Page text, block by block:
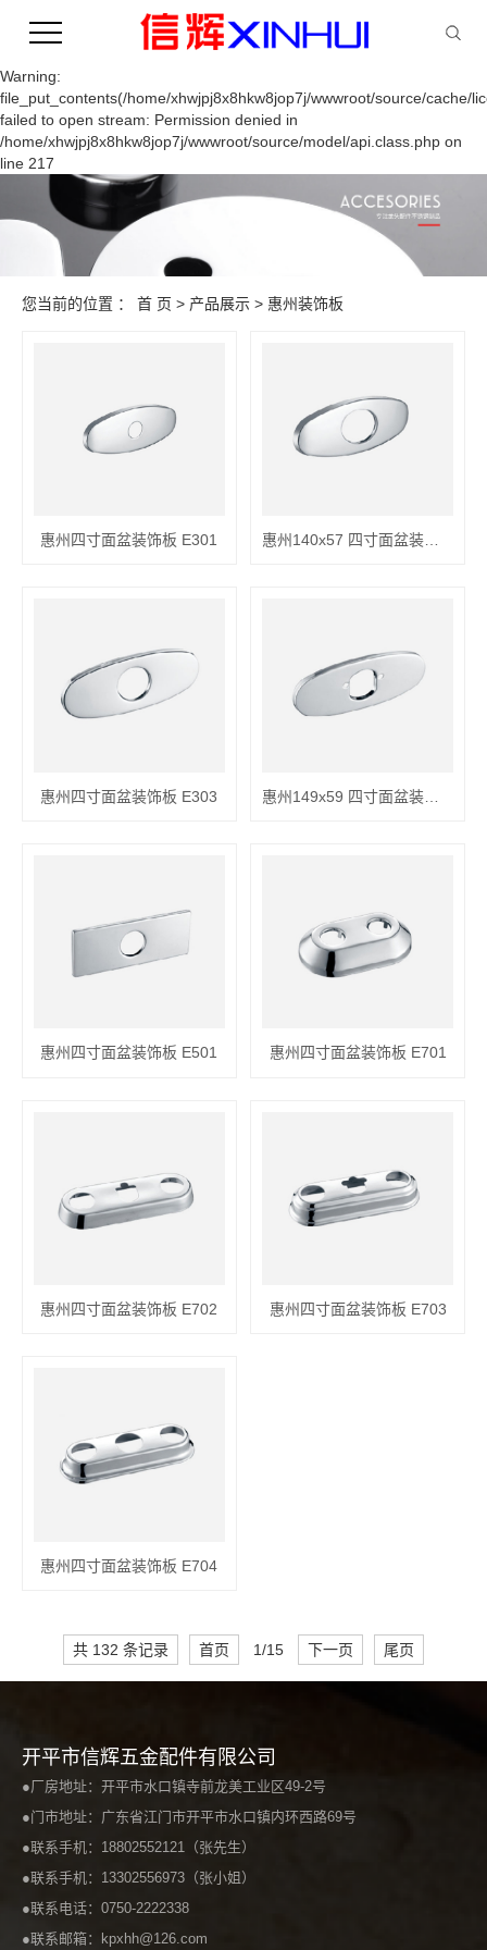
Warning:
file_put_contents(/home/xhwjpj8x8hkw8jop7j/wwwroot/source/cache/
failed to open stream: Permission denied in
/home/xhwjpj8x8hkw8jop7j/wwwroot/source/model/api.class.php on
line 217
您当前的位置 ： 首 页 > 产品展示 > 惠州装饰板
惠州四寸面盆装饰板 E301 惠州140x57 四寸面盆装饰板 E301
惠州四寸面盆装饰板 E303
惠州四寸面盆装饰板 E501 惠州四寸面盆装饰板 E701
惠州四寸面盆装饰板 E702 惠州四寸面盆装饰板 E703
惠州四寸面盆装饰板 E704
共 132 条记录 首页 1/15 下一页 尾页
开平市信辉五金配件有限公司
●厂房地址：开平市水口镇寺前龙美工业区49-2号
●门市地址：广东省江门市开平市水口镇内环西路69号
●联系手机：18802552121（张先生）
●联系手机：13302556973（张小姐）
●联系电话：0750-2222338
●联系邮箱：kpxhh@126.com